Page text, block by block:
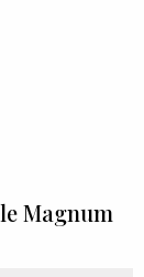
Magnum